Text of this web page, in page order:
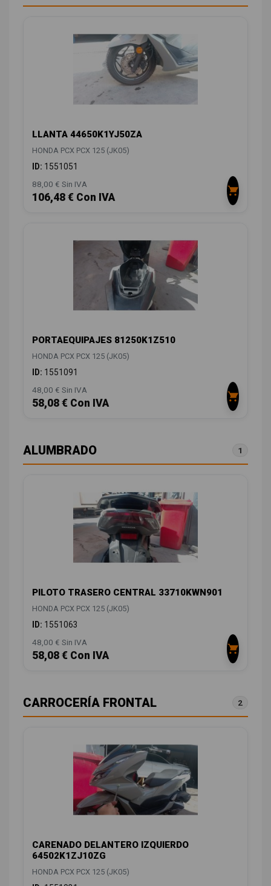
LLANTA 44650K1YJ50ZA
HONDA PCX PCX 125 (JK05)
ID: 1551051
88,00 € Sin IVA
106,48 € Con IVA
PORTAEQUIPAJES 81250K1Z510
HONDA PCX PCX 125 (JK05)
ID: 1551091
48,00 € Sin IVA
58,08 € Con IVA
ALUMBRADO 1
PILOTO TRASERO CENTRAL 33710KWN901
HONDA PCX PCX 125 (JK05)
ID: 1551063
48,00 € Sin IVA
58,08 € Con IVA
CARROCERÍA FRONTAL 2
CARENADO DELANTERO IZQUIERDO
64502K1ZJ10ZG
HONDA PCX PCX 125 (JK05)